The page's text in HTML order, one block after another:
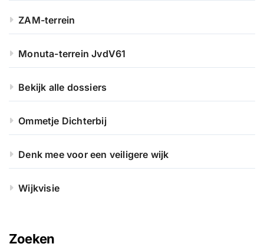
ZAM-terrein
Monuta-terrein JvdV61
Bekijk alle dossiers
Ommetje Dichterbij
Denk mee voor een veiligere wijk
Wijkvisie
Zoeken